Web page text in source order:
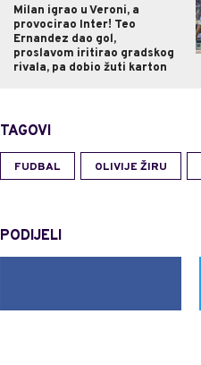
Milan igrao u Veroni, a
provocirao Inter! Teo
Ernandez dao gol,
proslavom iritirao gradskog
rivala, pa dobio žuti karton
TAGOVI
FUDBAL OLIVIJE ŽIRU
PODIJELI